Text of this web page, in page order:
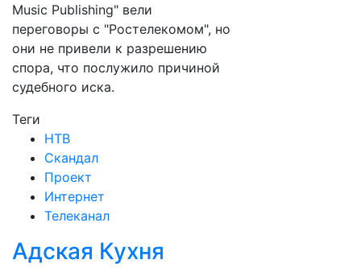
Music Publishing" вели
переговоры с "Ростелекомом", но
они не привели к разрешению
спора, что послужило причиной
судебного иска.
Теги
НТВ
Скандал
Проект
Интернет
Телеканал
Адская Кухня